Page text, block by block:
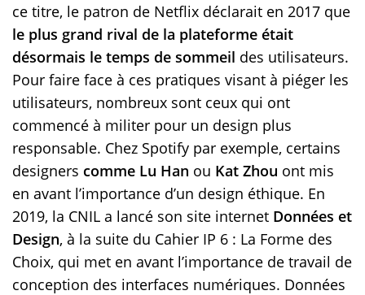
ce titre, le patron de Netflix déclarait en 2017 que
le plus grand rival de la plateforme était
désormais le temps de sommeil des utilisateurs.
Pour faire face à ces pratiques visant à piéger les
utilisateurs, nombreux sont ceux qui ont
commencé à militer pour un design plus
responsable. Chez Spotify par exemple, certains
designers comme Lu Han ou Kat Zhou ont mis
en avant l’importance d’un design éthique. En
2019, la CNIL a lancé son site internet Données et
Design, à la suite du Cahier IP 6 : La Forme des
Choix, qui met en avant l’importance de travail de
conception des interfaces numériques. Données